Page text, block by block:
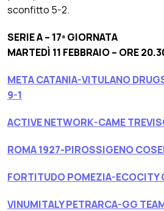
sconfitto 5-2.
SERIE A – 17ª GIORNATA
MARTEDÌ 11 FEBBRAIO – ORE
META CATANIA-VITULANO
9-1
ACTIVE NETWORK-CAME
ROMA 1927-PIROSSIGENO
FORTITUDO POMEZIA-ECOCITY
VINUMITALY PETRARCA-GG